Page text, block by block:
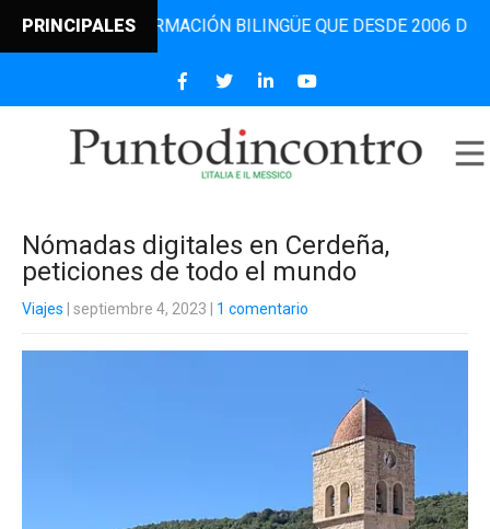
PRINCIPALES
DE INFORMACIÓN BILINGÜE QUE DESDE 2006 DIFUNDE
Nómadas digitales en Cerdeña,
peticiones de todo el mundo
Viajes | septiembre 4, 2023 1 comentario